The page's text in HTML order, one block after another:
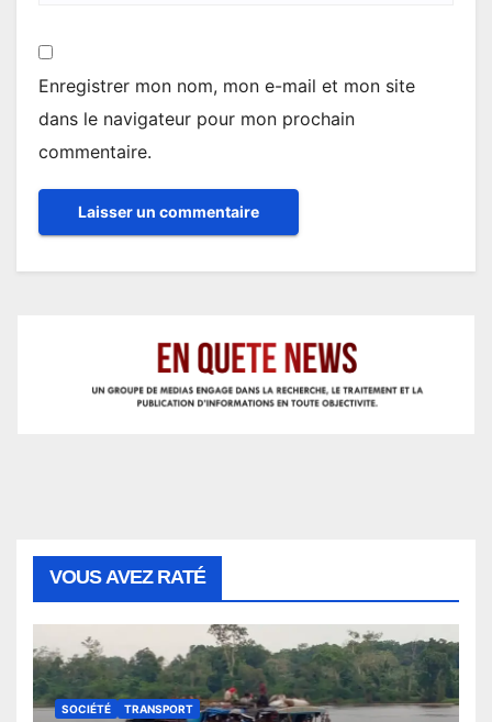
Enregistrer mon nom, mon e-mail et mon site
dans le navigateur pour mon prochain
commentaire.
VOUS AVEZ RATÉ
SOCIÉTÉ TRANSPORT